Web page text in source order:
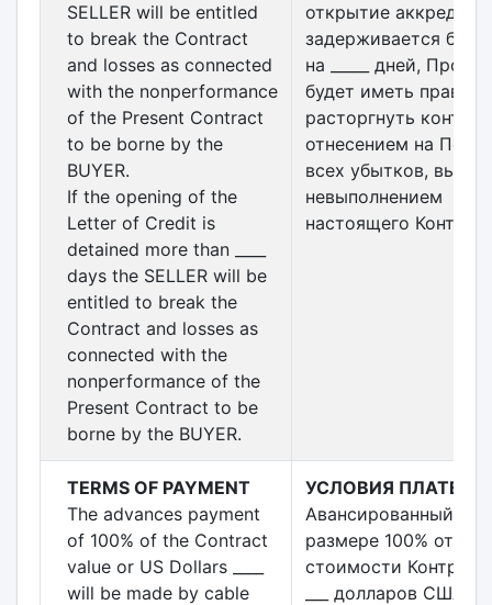
SELLER will be entitled
to break the Contract
and losses as connected
with the nonperformance
of the Present Contract
to be borne by the
BUYER.
If the opening of the
Letter of Credit is
detained more than ____
days the SELLER will be
entitled to break the
Contract and losses as
connected with the
nonperformance of the
Present Contract to be
borne by the BUYER.
открытие
задерживается
на _____ дней,
будет иметь право
расторгнуть
отнесением на
всех убытков,
невыполнением
настоящего
TERMS OF PAYMENT
The advances payment
of 100% of the Contract
value or US Dollars ____
will be made by cable
УСЛОВИЯ ПЛАТЕЖА
Авансированный
размере 100% от
стоимости
___ долларов США